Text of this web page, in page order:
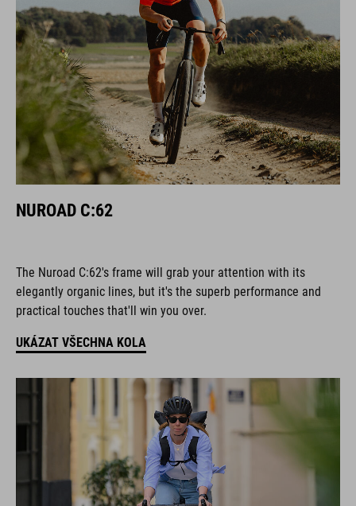
NUROAD C:62
The Nuroad C:62's frame will grab your attention with its
elegantly organic lines, but it's the superb performance and
practical touches that'll win you over.
UKÁZAT VŠECHNA KOLA